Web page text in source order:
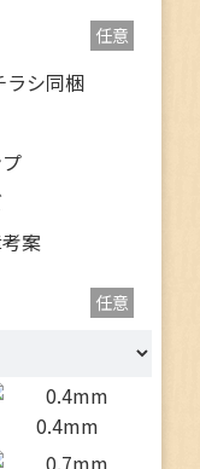
任意
ラシ同梱
案
任意
0.4mm